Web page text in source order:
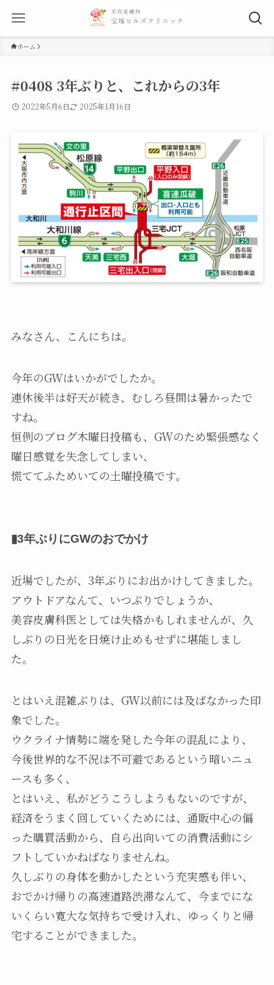
ホーム
#0408 3年ぶりと、これからの3年
2022年5月6日 2025年1月16日
みなさん、こんにちは。
今年のGWはいかがでしたか。
連休後半は好天が続き、むしろ昼間は暑かったで
すね。
恒例のブログ木曜日投稿も、GWのため緊張感なく
曜日感覚を失念してしまい、
慌ててふためいての土曜投稿です。
▮3年ぶりにGWのおでかけ
近場でしたが、3年ぶりにお出かけしてきました。
アウトドアなんて、いつぶりでしょうか、
美容皮膚科医としては失格かもしれませんが、久
しぶりの日光を日焼け止めもせずに堪能しまし
た。
とはいえ混雑ぶりは、GW以前には及ばなかった印
象でした。
ウクライナ情勢に端を発した今年の混乱により、
今後世界的な不況は不可避であるという暗いニュ
ースも多く、
とはいえ、私がどうこうしようもないのですが、
経済をうまく回していくためには、通販中心の偏
った購買活動から、自ら出向いての消費活動にシ
フトしていかねばなりませんね。
久しぶりの身体を動かしたという充実感も伴い、
おでかけ帰りの高速道路渋滞なんて、今までにな
いくらい寛大な気持ちで受け入れ、ゆっくりと帰
宅することができました。